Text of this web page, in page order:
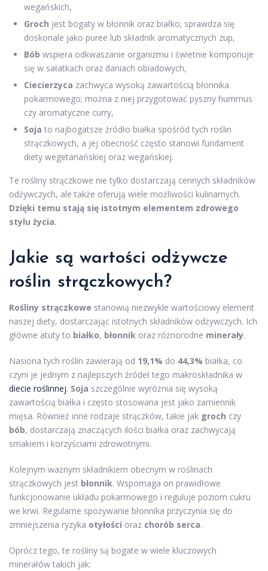
wegańskich,
Groch jest bogaty w błonnik oraz białko; sprawdza się
doskonale jako puree lub składnik aromatycznych zup,
Bób wspiera odkwaszanie organizmu i świetnie komponuje
się w sałatkach oraz daniach obiadowych,
Ciecierzyca zachwyca wysoką zawartością błonnika
pokarmowego; można z niej przygotować pyszny hummus
czy aromatyczne curry,
Soja to najbogatsze źródło białka spośród tych roślin
strączkowych, a jej obecność często stanowi fundament
diety wegetariańskiej oraz wegańskiej.
Te rośliny strączkowe nie tylko dostarczają cennych składników
odżywczych, ale także oferują wiele możliwości kulinarnych.
Dzięki temu stają się istotnym elementem zdrowego
stylu życia.
Jakie są wartości odżywcze
roślin strączkowych?
Rośliny strączkowe stanowią niezwykle wartościowy element
naszej diety, dostarczając istotnych składników odżywczych. Ich
główne atuty to białko, błonnik oraz różnorodne minerały.
Nasiona tych roślin zawierają od 19,1% do 44,3% białka, co
czyni je jednym z najlepszych źródeł tego makroskładnika w
diecie roślinnej. Soja szczególnie wyróżnia się wysoką
zawartością białka i często stosowana jest jako zamiennik
mięsa. Również inne rodzaje strączków, takie jak groch czy
bób, dostarczają znaczących ilości białka oraz zachwycają
smakiem i korzyściami zdrowotnymi.
Kolejnym ważnym składnikiem obecnym w roślinach
strączkowych jest błonnik. Wspomaga on prawidłowe
funkcjonowanie układu pokarmowego i reguluje poziom cukru
we krwi. Regularne spożywanie błonnika przyczynia się do
zmniejszenia ryzyka otyłości oraz chorób serca.
Oprócz tego, te rośliny są bogate w wiele kluczowych
minerałów takich jak: